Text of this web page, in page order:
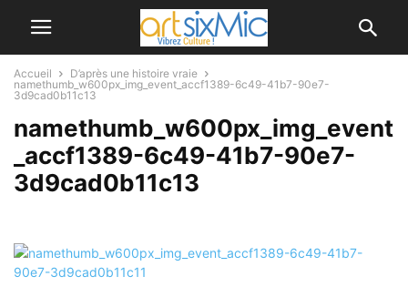
Accueil
D’après une histoire vraie
namethumb_w600px_img_event_accf1389-6c49-41b7-90e7-
3d9cad0b11c13
namethumb_w600px_img_event
_accf1389-6c49-41b7-90e7-
3d9cad0b11c13